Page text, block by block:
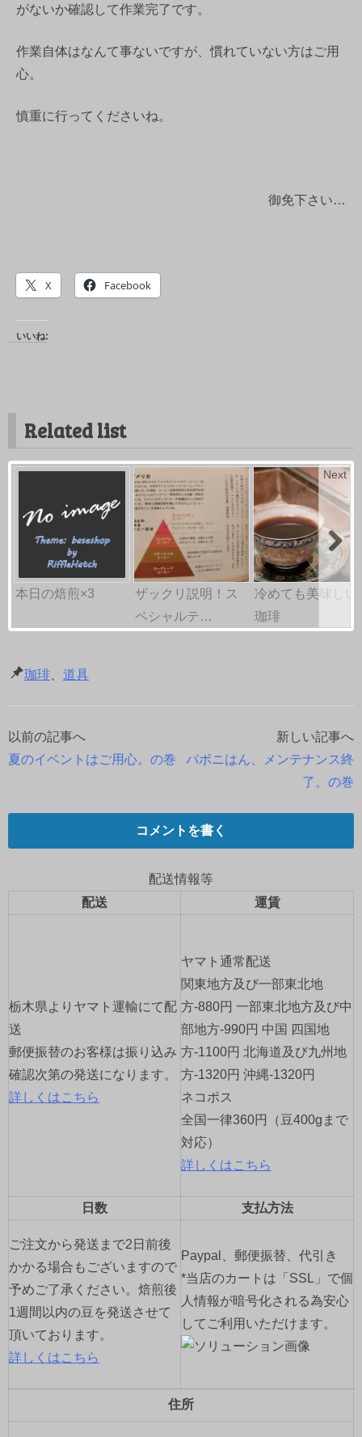
がないか確認して作業完了です。
作業自体はなんて事ないですが、慣れていない方はご用
心。
慎重に行ってくださいね。
御免下さい…
X Facebook
いいね:
Related list
本日の焙煎×3
ザックリ説明！ス
ペシャルテ…
冷めても美味しい
珈琲
Next
珈琲 道具
投
ナ
ビ
ー
ン
以前の記事へ
夏のイベントはご用心。の巻
新しい記事へ
パボニはん、メンテナンス終
了。の巻
コメントを書く
配送情報等
配送
運賃
栃木県よりヤマト運輸にて配
送
郵便振替のお客様は振り込み
確認次第の発送になります。
詳しくはこちら
ヤマト通常配送
関東地方及び一部東北地
方-880円 一部東北地方及び中
部地方-990円 中国 四国地
方-1100円 北海道及び九州地
方-1320円 沖縄-1320円
ネコポス
全国一律360円（豆400gまで
対応）
詳しくはこちら
日数 支払方法
ご注文から発送まで2日前後
かかる場合もございますので
予めご了承ください。焙煎後
1週間以内の豆を発送させて
頂いております。
詳しくはこちら
Paypal、郵便振替、代引き
*当店のカートは「SSL」で個
人情報が暗号化される為安心
してご利用いただけます。
住所